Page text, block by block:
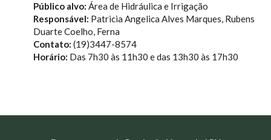
Público alvo: Área de Hidráulica e Irrigação
Responsável: Patricia Angelica Alves Marques, Rubens
Duarte Coelho, Ferna
Contato: (19)3447-8574
Horário: Das 7h30 às 11h30 e das 13h30 às 17h30